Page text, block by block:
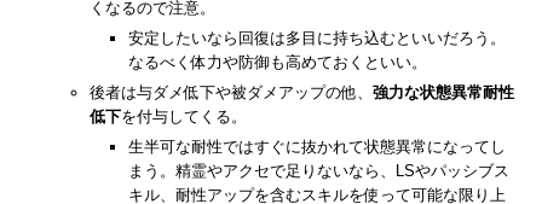
くなるので注意。
安定したいなら回復は多目に持ち込むといいだろう。
なるべく体力や防御も高めておくといい。
後者は与ダメ低下や被ダメアップの他、 強力な状態異常耐性
低下を付与してくる。
生半可な耐性ではすぐに抜かれて状態異常になってし
まう。精霊やアクセで足りないなら、LSやパッシブス
キル、耐性アップを含むスキルを使って可能な限り上